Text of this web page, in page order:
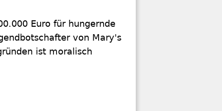
Euro für hungernde
von Mary's
ist moralisch